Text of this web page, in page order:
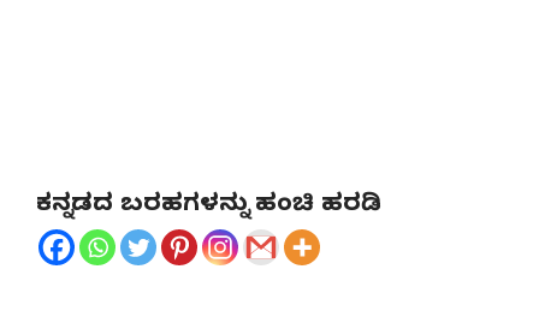
ಕನ್ನಡದ ಬರಹಗಳನ್ನು ಹಂಚಿ ಹರಡಿ